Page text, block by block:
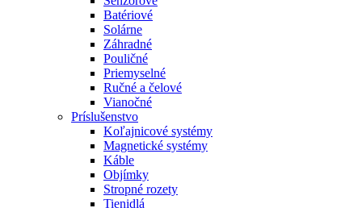
Batériové
Solárne
Záhradné
Pouličné
Priemyselné
Ručné a čelové
Vianočné
Príslušenstvo
Koľajnicové systémy
Magnetické systémy
Káble
Objímky
Stropné rozety
Tienidlá